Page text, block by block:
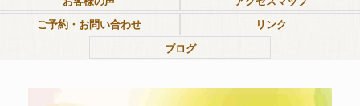
ご予約・お問い合わせ
リンク
ブログ